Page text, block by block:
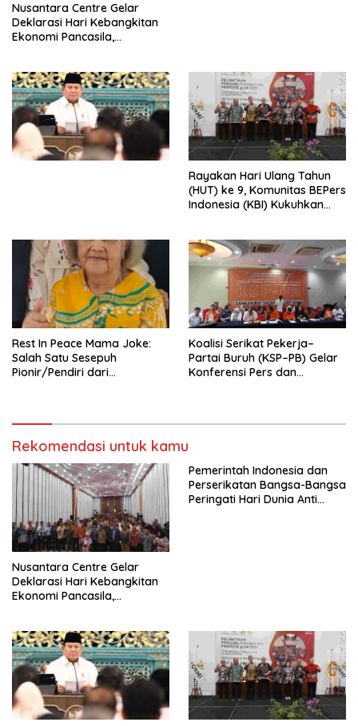
Nusantara Centre Gelar
Deklarasi Hari Kebangkitan
Ekonomi Pancasila,
Penjajahan (Pergolakan
Ekonomi Politik Indonesia) &
Simposium Nasional “Urgensi
Undang-Undang
Perekonomian Nasional dan
Kesejahteraan Sosial dalam
Rayakan Hari Ulang Tahun
(HUT) ke 9, Komunitas BEPers
Indonesia (KBI) Kukuhkan
Tema: “Penguatan dan
Pengembangan Organisasi
KBI yang Berbasis Riset di
seluruh Indonesia dan
Mancanegara”.
Rest In Peace Mama Joke:
Salah Satu Sesepuh
Pionir/Pendiri dari
Kasih Allah.
Koalisi Serikat Pekerja–
Partai Buruh (KSP–PB) Gelar
Konferensi Pers dan
RUU Ketenagakerjaan Baru.
Rekomendasi untuk kamu
Nusantara Centre Gelar
Deklarasi Hari Kebangkitan
Ekonomi Pancasila,
Penjajahan (Pergolakan
Ekonomi Politik Indonesia) &
Simposium Nasional “Urgensi
Undang-Undang
Perekonomian Nasional dan
Kesejahteraan Sosial dalam
Pemerintah Indonesia dan
Perserikatan Bangsa-Bangsa
Peringati Hari Dunia Anti